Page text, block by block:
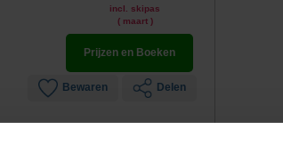
incl. skipas
( maart )
Prijzen en Boeken
Bewaren Delen